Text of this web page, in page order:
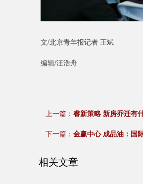
文/北京青年报记者 王斌
编辑/汪浩舟
上一篇： 睿新策略 新房乔迁有
下一篇： 金赢中心 成品油：国
相关文章